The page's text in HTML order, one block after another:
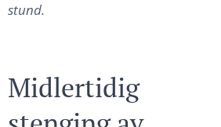
stund.
Midlertidig